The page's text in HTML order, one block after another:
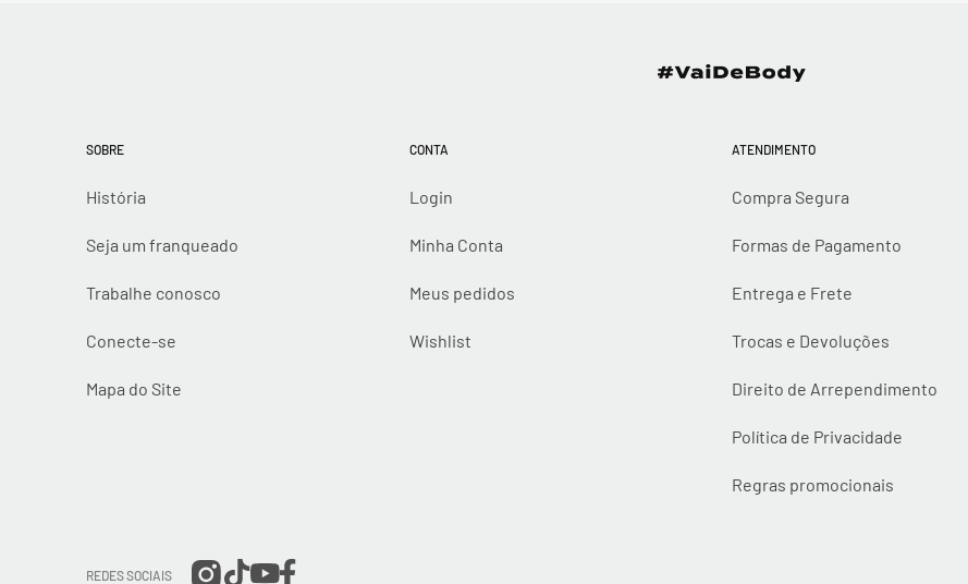
SOBRE
História
Seja um franqueado
Trabalhe conosco
Conecte-se
Mapa do Site
CONTA
Login
Minha Conta
Meus pedidos
Wishlist
ATENDIMENTO
Compra Segura
Formas de Pagamento
Entrega e Frete
Trocas e Devoluções
Direito de Arrependimento
Política de Privacidade
Regras promocionais
REDES SOCIAIS